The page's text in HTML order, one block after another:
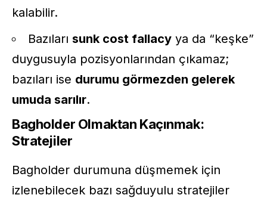
kalabilir.
Bazıları sunk cost fallacy ya da “keşke”
duygusuyla pozisyonlarından çıkamaz;
bazıları ise durumu görmezden gelerek
umuda sarılır.
Bagholder Olmaktan Kaçınmak:
Stratejiler
Bagholder durumuna düşmemek için
izlenebilecek bazı sağduyulu stratejiler